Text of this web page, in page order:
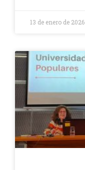
13 de enero de 2026